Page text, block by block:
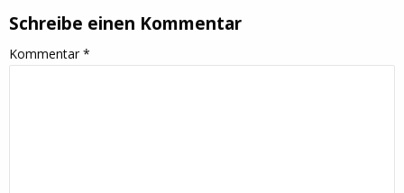
Schreibe einen Kommentar
Kommentar*